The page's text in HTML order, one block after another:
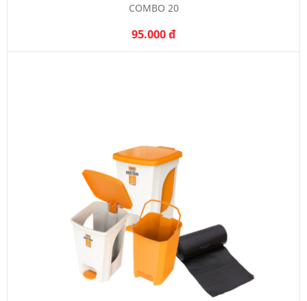
COMBO 20
95.000 đ